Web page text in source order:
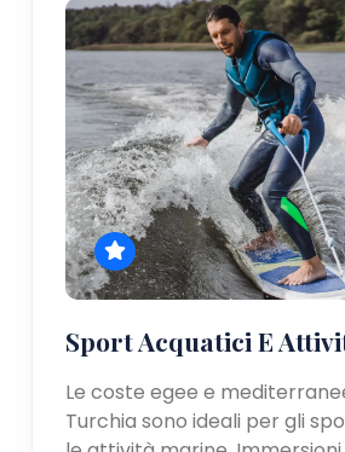
Sport Acquatici E
Le coste egee e
Turchia sono ideali per gli